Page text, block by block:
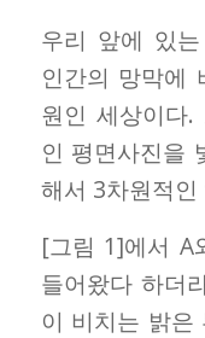
우리 앞에 있
인간의 망막에
원인 세상이다
인 평면사진을
해서 3차원적
[그림 1]에서 A
들어왔다 하더
이 비치는 밝은